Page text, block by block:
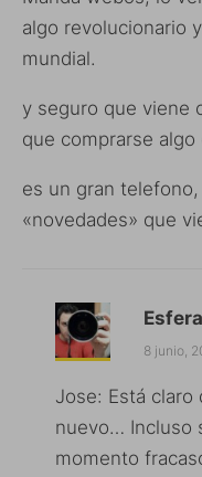
algo revolucionario
mundial.
y seguro que viene
que comprarse
es un gran
«novedades» que
Esfera
8 junio,
Jose: Está claro
nuevo… Incluso
momento